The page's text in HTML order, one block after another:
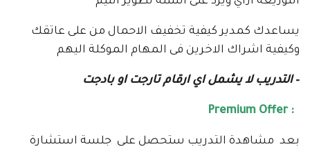
يساعدك كمدير كيفية تخفيف الاحمال من على عاتقك
وكيفية اشراك الاخرين فى المهام الموكلة اليهم
–التدريب لا يشمل اي ارقام تارجت او بادجت
: Premium Offer
بعد مشاهدة التدريب ستحصل على جلسة استشارة